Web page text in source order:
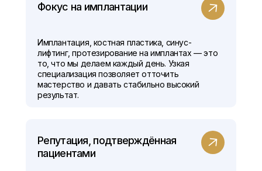
Фокус на имплантации
Имплантация, костная пластика, синус-
лифтинг, протезирование на имплантах — это
то, что мы делаем каждый день. Узкая
специализация позволяет отточить
мастерство и давать стабильно высокий
результат.
Репутация, подтверждённая
пациентами